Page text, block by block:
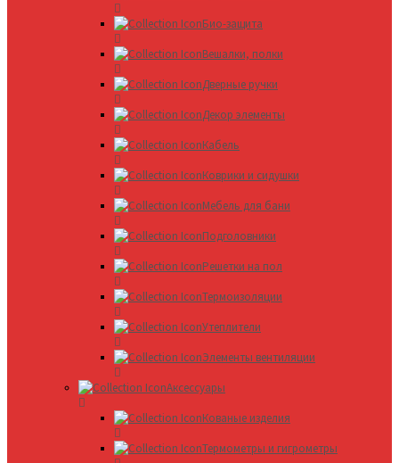
Био-защита
Вешалки, полки
Дверные ручки
Декор элементы
Кабель
Коврики и сидушки
Мебель для бани
Подголовники
Решетки на пол
Термоизоляции
Утеплители
Элементы вентиляции
Аксессуары
Кованые изделия
Термометры и гигрометры